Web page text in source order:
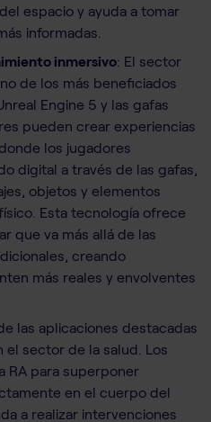
espacio y ayuda a tomar
informadas.
inmersivo: El sector
de los más beneficiados
Engine 5 y las gafas
pueden crear experiencias
los jugadores
digital a través de las gafas,
objetos y elementos
Esta tecnología ofrece
que va más allá de las
creando
más reales y envolventes
las aplicaciones destacadas
el sector de la salud. Los
RA para superponer
en el cuerpo del
a realizar intervenciones